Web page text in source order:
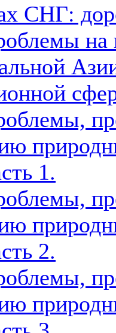
СНГ:
на
1.
2.